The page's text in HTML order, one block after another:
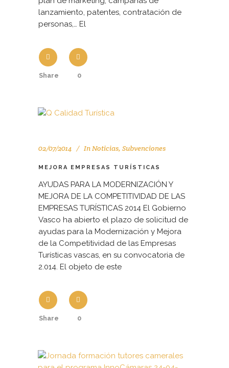
lanzamiento, patentes, contratación de
personas,… El
Share 0
02/07/2014 InNoticias, Subvenciones
MEJORA EMPRESAS TURÍSTICAS
AYUDAS PARA LA MODERNIZACIÓN Y
MEJORA DE LA COMPETITIVIDAD DE LAS
EMPRESAS TURÍSTICAS 2014 El Gobierno
Vasco ha abierto el plazo de solicitud de
ayudas para la Modernización y Mejora
de la Competitividad de las Empresas
Turísticas vascas, en su convocatoria de
2.014. El objeto de este
Share 0